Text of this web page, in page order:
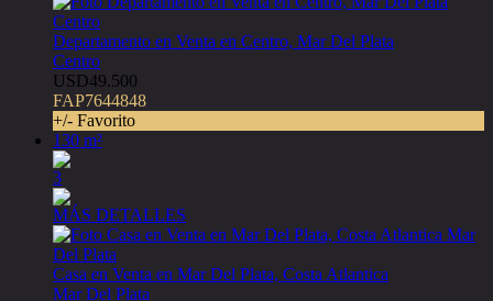
Departamento en Venta en Centro, Mar Del Plata
Centro
USD49.500
FAP7644848
+/- Favorito
130 m²
3
MÁS DETALLES
Casa en Venta en Mar Del Plata, Costa Atlantica
Mar Del Plata